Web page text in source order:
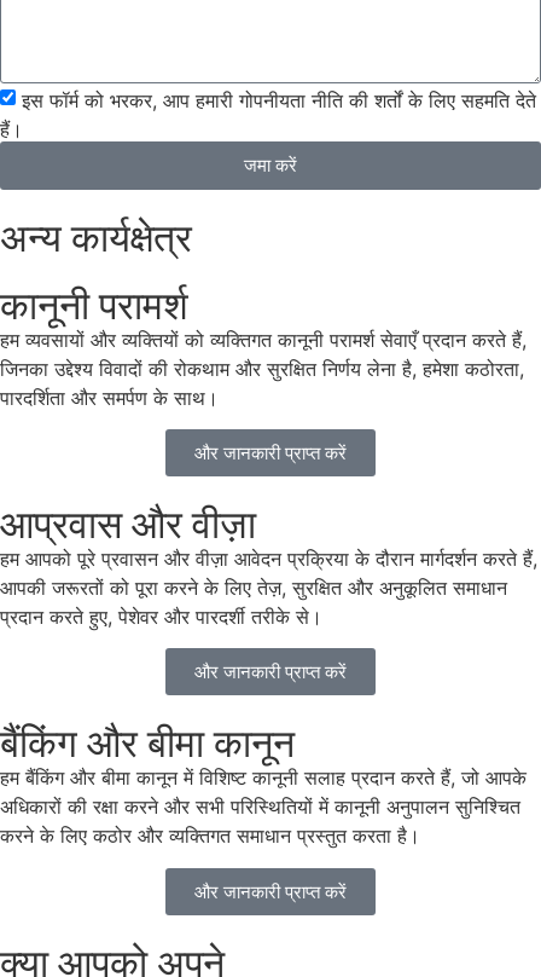
इस फॉर्म को भरकर, आप हमारी गोपनीयता नीति की शर्तों के लिए सहमति देते
हैं।
जमा करें
अन्य कार्यक्षेत्र
कानूनी परामर्श
हम व्यवसायों और व्यक्तियों को व्यक्तिगत कानूनी परामर्श सेवाएँ प्रदान करते हैं,
जिनका उद्देश्य विवादों की रोकथाम और सुरक्षित निर्णय लेना है, हमेशा कठोरता,
पारदर्शिता और समर्पण के साथ।
और जानकारी प्राप्त करें
आप्रवास और वीज़ा
हम आपको पूरे प्रवासन और वीज़ा आवेदन प्रक्रिया के दौरान मार्गदर्शन करते हैं,
आपकी जरूरतों को पूरा करने के लिए तेज़, सुरक्षित और अनुकूलित समाधान
प्रदान करते हुए, पेशेवर और पारदर्शी तरीके से।
और जानकारी प्राप्त करें
बैंकिंग और बीमा कानून
हम बैंकिंग और बीमा कानून में विशिष्ट कानूनी सलाह प्रदान करते हैं, जो आपके
अधिकारों की रक्षा करने और सभी परिस्थितियों में कानूनी अनुपालन सुनिश्चित
करने के लिए कठोर और व्यक्तिगत समाधान प्रस्तुत करता है।
और जानकारी प्राप्त करें
क्या आपको अपने